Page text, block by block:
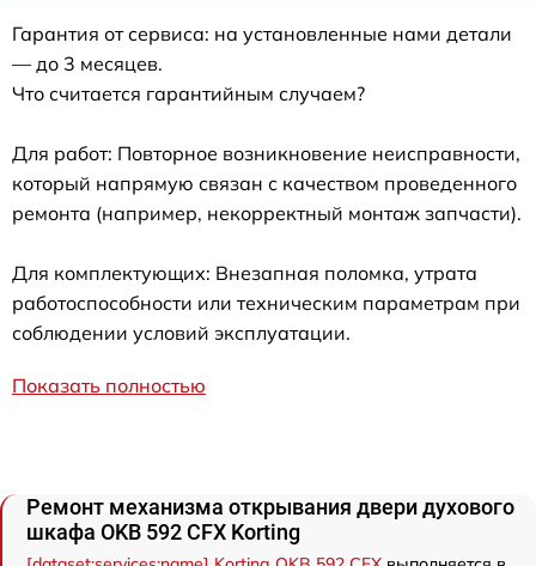
Гарантия от сервиса: на установленные нами детали
— до 3 месяцев.
Что считается гарантийным случаем?
Для работ: Повторное возникновение неисправности,
который напрямую связан с качеством проведенного
ремонта (например, некорректный монтаж запчасти).
Для комплектующих: Внезапная поломка, утрата
работоспособности или техническим параметрам при
соблюдении условий эксплуатации.
Показать полностью
Ремонт механизма открывания двери духового
шкафа OKB 592 CFX Korting